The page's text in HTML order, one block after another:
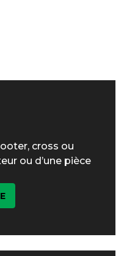
cross ou
ou d’une pièce